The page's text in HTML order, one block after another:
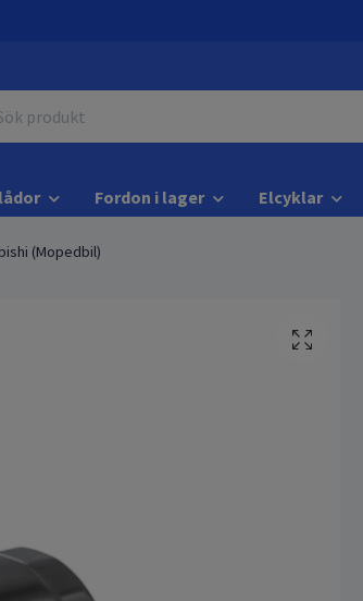
Fordon i lager Elcyklar
(Mopedbil)